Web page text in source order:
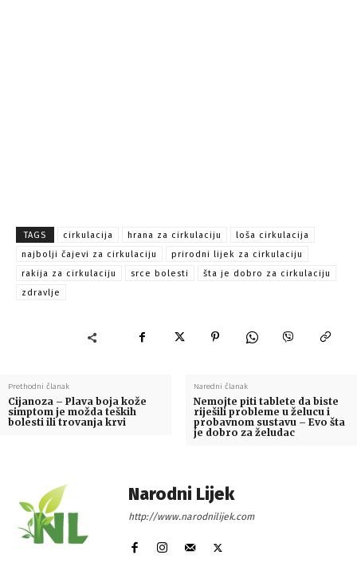
TAGS cirkulacija hrana za cirkulaciju
loša cirkulacija
najbolji čajevi za cirkulaciju
prirodni lijek za cirkulaciju
rakija za cirkulaciju
srce bolesti
šta je dobro za cirkulaciju
zdravlje
Prethodni članak
Cijanoza – Plava boja kože
simptom je možda teških
bolesti ili trovanja krvi
Naredni članak
Nemojte piti tablete da biste
riješili probleme u želucu i
probavnom sustavu – Evo šta
je dobro za želudac
Narodni Lijek
http://www.narodnilijek.com